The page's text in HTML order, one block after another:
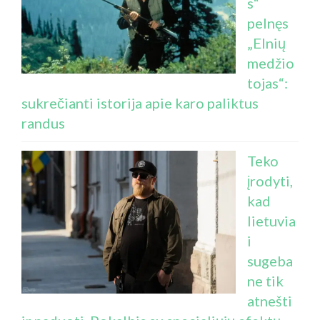
pelnęs
„Elnių
medžio
tojas“:
sukrečianti istorija apie karo paliktus
randus
Teko
įrodyti,
kad
lietuvia
i
sugeba
ne tik
atnešti